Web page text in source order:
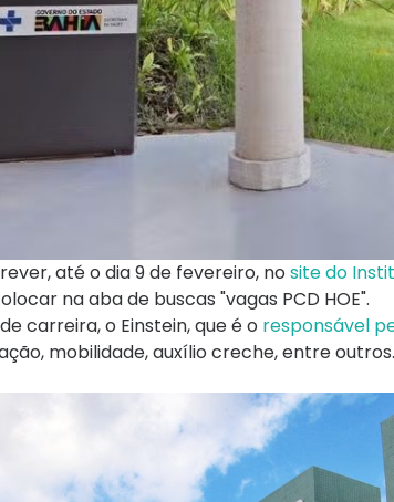
até o dia 9 de fevereiro, no site do
na aba de buscas "vagas PCD HOE".
carreira, o Einstein, que é o responsável
mobilidade, auxílio creche, entre